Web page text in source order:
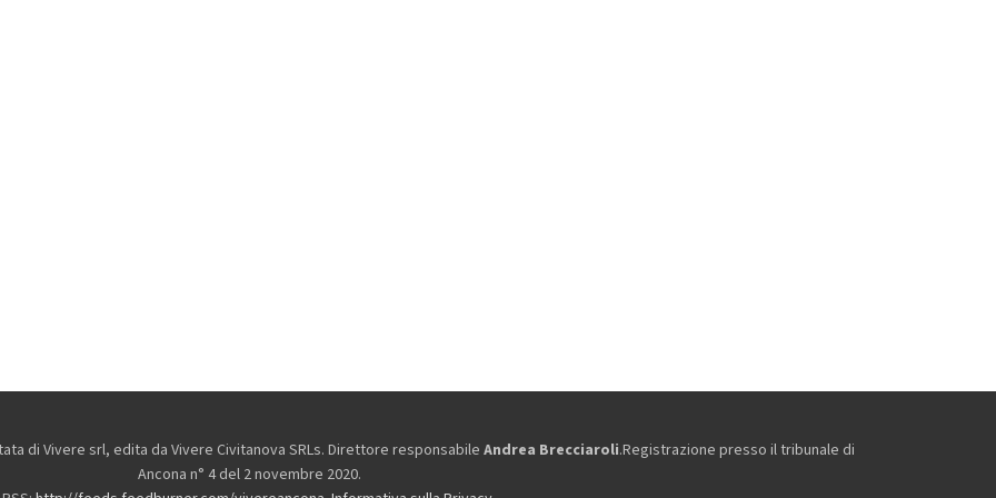
di Vivere srl, edita da Vivere Civitanova SRLs. Direttore responsabile Andrea Brecciaroli.Registrazione presso il tribunale di
Ancona n° 4 del 2 novembre 2020.